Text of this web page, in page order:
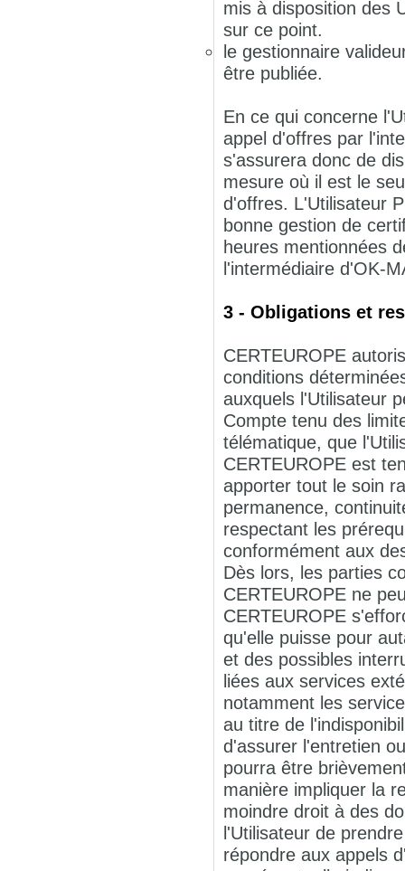
mis à disposition des
sur ce point.
le gestionnaire
être publiée.
En ce qui concerne
appel d'offres par
s'assurera donc de
mesure où il est le
d'offres. L'Utilisateur
bonne gestion de
heures mentionnées
l'intermédiaire d'OK-
3 - Obligations et
CERTEUROPE
conditions
auxquels l'Utilisateur
Compte tenu des
télématique, que
CERTEUROPE est
apporter tout le soin
permanence,
respectant les
conformément aux
Dès lors, les parties
CERTEUROPE ne
CERTEUROPE
qu'elle puisse pour
et des possibles
liées aux services
notamment les
au titre de
d'assurer l'entretien
pourra être
manière impliquer la
moindre droit à des
l'Utilisateur de
répondre aux appels